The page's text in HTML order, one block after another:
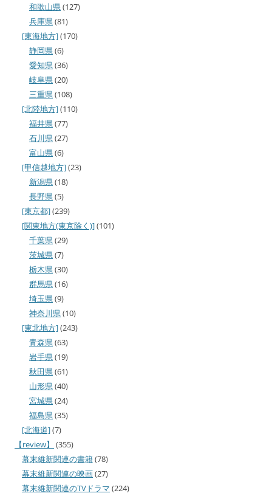
和歌山県(127)
兵庫県(81)
[東海地方](170)
静岡県(6)
愛知県(36)
岐阜県(20)
三重県(108)
[北陸地方](110)
福井県(77)
石川県(27)
富山県(6)
[甲信越地方](23)
新潟県(18)
長野県(5)
[東京都](239)
[関東地方(東京除く)](101)
千葉県(29)
茨城県(7)
栃木県(30)
群馬県(16)
埼玉県(9)
神奈川県(10)
[東北地方](243)
青森県(63)
岩手県(19)
秋田県(61)
山形県(40)
宮城県(24)
福島県(35)
[北海道](7)
【review】
(355)
幕末維新関連の書籍(78)
幕末維新関連の映画(27)
幕末維新関連のTVドラマ (224)